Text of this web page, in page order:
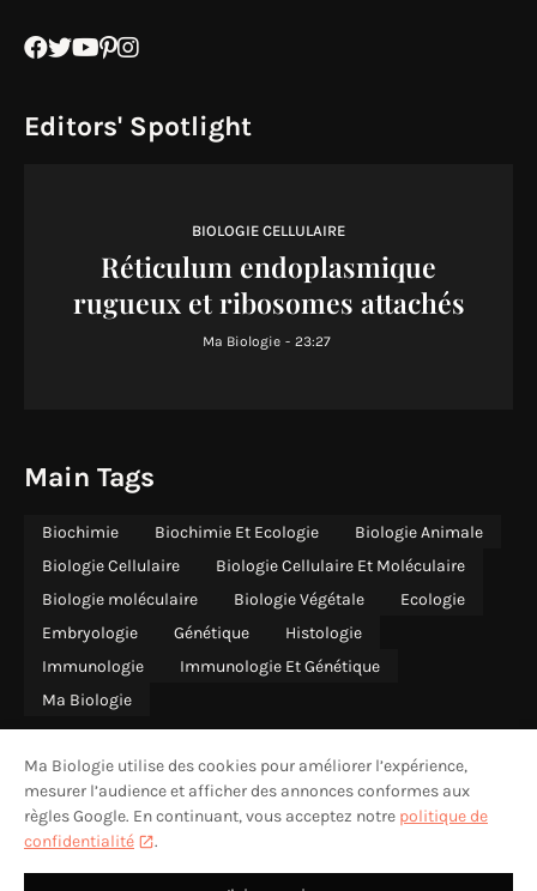
Editors' Spotlight
BIOLOGIE CELLULAIRE
Réticulum endoplasmique
rugueux et ribosomes attachés
Ma Biologie - 23:27
Main Tags
Biochimie Biochimie Et Ecologie
Biologie Animale
Biologie Cellulaire
Biologie Cellulaire Et Moléculaire
Biologie moléculaire
Biologie Végétale
Ecologie
Embryologie
Génétique
Histologie
Immunologie
Immunologie Et Génétique
Ma Biologie
DESIGN BY - MA BIOLOGIE
ACCUEILQUI SOMMES-NOUSCONTACTCONFIDENTIALITÉ
MENTIONS LÉGALES
Ma Biologie utilise des cookies pour améliorer l’expérience,
mesurer l’audience et afficher des annonces conformes aux
règles Google. En continuant, vous acceptez notre politique de
confidentialité
.